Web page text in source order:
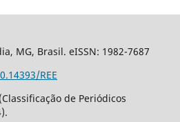
MG, Brasil. eISSN: 1982-7687
REE
de Periódicos